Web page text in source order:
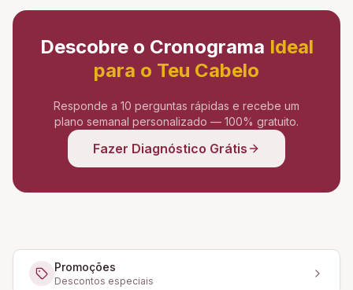
Descobre o Cronograma Ideal
para o Teu Cabelo
Responde a 10 perguntas rápidas e recebe um
plano semanal personalizado — 100% gratuito.
Fazer Diagnóstico Grátis
Promoções
Descontos especiais